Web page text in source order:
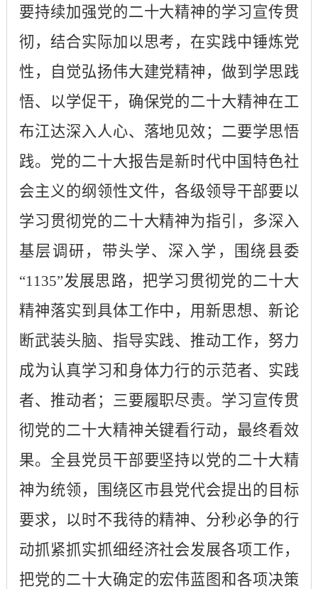
要持续加强党的二十大精神的学习宣传贯
彻，结合实际加以思考，在实践中锤炼党
性，自觉弘扬伟大建党精神，做到学思践
悟、以学促干，确保党的二十大精神在工
布江达深入人心、落地见效；二要学思悟
践。党的二十大报告是新时代中国特色社
会主义的纲领性文件，各级领导干部要以
学习贯彻党的二十大精神为指引，多深入
基层调研，带头学、深入学，围绕县委
“1135”发展思路，把学习贯彻党的二十大
精神落实到具体工作中，用新思想、新论
断武装头脑、指导实践、推动工作，努力
成为认真学习和身体力行的示范者、实践
者、推动者；三要履职尽责。学习宣传贯
彻党的二十大精神关键看行动，最终看效
果。全县党员干部要坚持以党的二十大精
神为统领，围绕区市县党代会提出的目标
要求，以时不我待的精神、分秒必争的行
动抓紧抓实抓细经济社会发展各项工作，
把党的二十大确定的宏伟蓝图和各项决策